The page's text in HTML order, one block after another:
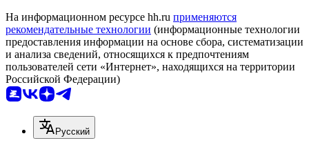
На информационном ресурсе hh.ru применяются
рекомендательные технологии (информационные технологии
предоставления информации на основе сбора, систематизации
и анализа сведений, относящихся к предпочтениям
пользователей сети «Интернет», находящихся на территории
Российской Федерации)
Русский